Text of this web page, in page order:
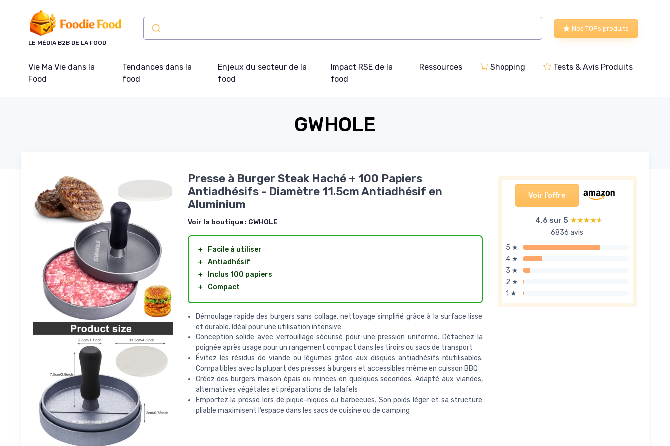
LE MÉDIA B2B DE LA FOOD
Nos TOPs produits
Vie Ma Vie dans la
Food
Tendances dans la
food
Enjeux du secteur de la
food
Impact RSE de la
food
Ressources Shopping Tests & Avis Produits
GWHOLE
Voir l'offre
4,6 sur 5 ★★★★★
★★★★★
6836 avis
5 ★
4 ★
3 ★
2 ★
1 ★
Presse à Burger Steak Haché + 100 Papiers
Antiadhésifs - Diamètre 11.5cm Antiadhésif en
Aluminium
Voir la boutique : GWHOLE
＋
Facile à utiliser
＋ Antiadhésif
＋
Inclus 100 papiers
＋
Compact
Démoulage rapide des burgers sans collage, nettoyage simplifié grâce à la surface lisse
et durable. Idéal pour une utilisation intensive
Conception solide avec verrouillage sécurisé pour une pression uniforme. Détachez la
poignée après usage pour un rangement compact dans les tiroirs ou sacs de transport
Évitez les résidus de viande ou légumes grâce aux disques antiadhésifs réutilisables.
Compatibles avec la plupart des presses à burgers et accessibles même en cuisson BBQ
Créez des burgers maison épais ou minces en quelques secondes. Adapté aux viandes,
alternatives végétales et préparations de falafels
Emportez la presse lors de pique-niques ou barbecues. Son poids léger et sa structure
pliable maximisent l’espace dans les sacs de cuisine ou de camping